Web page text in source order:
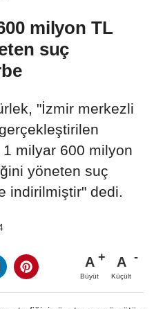
milyon TL
suç
"İzmir merkezli
milyar 600 milyon
yöneten suç
indirilmiştir" dedi.
A
Büyüt
A
Küçült